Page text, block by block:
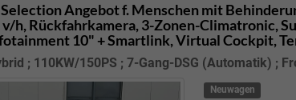
Selection Angebot f. Menschen mit
h, Rückfahrkamera, 3-Zonen-Climatronic,
10" + Smartlink, Virtual Cockpit,
; 110KW/150PS ; 7-Gang-DSG (Automatik) ;
Neuwagen